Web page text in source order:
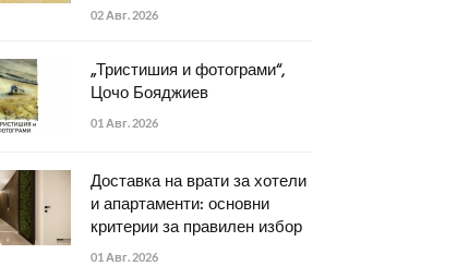
02 Авг. 2026
„Тристишия и фотограми“,
Цочо Бояджиев
01 Авг. 2026
Доставка на врати за хотели
и апартаменти: основни
критерии за правилен избор
01 Авг. 2026